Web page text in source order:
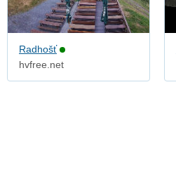
Radhošť
hvfree.net